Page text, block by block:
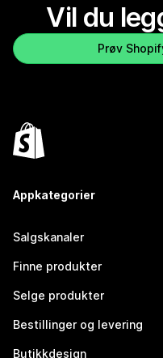
Vil du
Prøv
Appkategorier
Salgskanaler
Finne produkter
Selge produkter
Bestillinger og levering
Butikkdesign